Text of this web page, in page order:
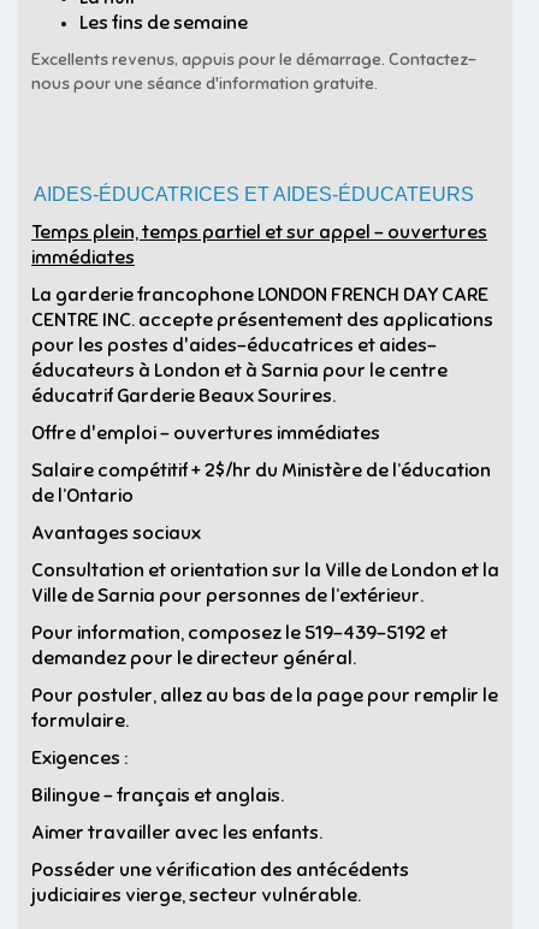
Les fins de semaine
Excellents revenus, appuis pour le démarrage. Contactez-
nous pour une séance d'information gratuite.
AIDES-ÉDUCATRICES ET AIDES-ÉDUCATEURS
Temps plein, temps partiel et sur appel - ouvertures
immédiates
La garderie francophone LONDON FRENCH DAY CARE
CENTRE INC. accepte présentement des applications
pour les postes d'aides-éducatrices et aides-
éducateurs à London et à Sarnia pour le centre
éducatrif Garderie Beaux Sourires.
Offre d'emploi - ouvertures immédiates
Salaire compétitif + 2$/hr du Ministère de l’éducation
de l’Ontario
Avantages sociaux
Consultation et orientation sur la Ville de London et la
Ville de Sarnia pour personnes de l’extérieur.
Pour information, composez le 519-439-5192 et
demandez pour le directeur général.
Pour postuler, allez au bas de la page pour remplir le
formulaire.
Exigences :
Bilingue – français et anglais.
Aimer travailler avec les enfants.
Posséder une vérification des antécédents
judiciaires vierge, secteur vulnérable.